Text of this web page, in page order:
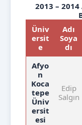
2013 –
Üniv
ersit
e
Adı
Soya
dı
Afyo
n
Koca
tepe
Üniv
ersit
esi
Edip
Salgın